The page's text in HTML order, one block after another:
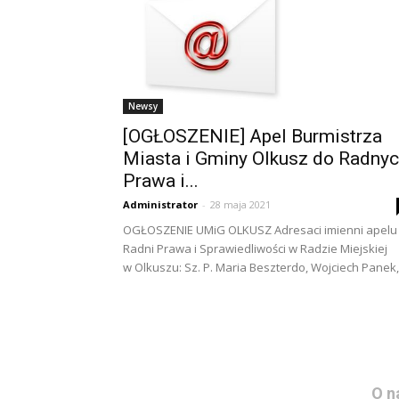
Newsy
[OGŁOSZENIE] Apel Burmistrza
Miasta i Gminy Olkusz do
Prawa i...
Administrator - 28 maja 2021
OGŁOSZENIE UMiG OLKUSZ Adresaci imienni apelu
Radni Prawa i Sprawiedliwości w Radzie Miejskiej
w Olkuszu: Sz. P. Maria Beszterdo, Wojciech
O